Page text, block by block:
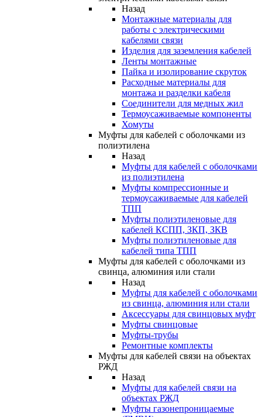
Назад
Монтажные материалы для
работы с электрическими
кабелями связи
Изделия для заземления кабелей
Ленты монтажные
Пайка и изолирование скруток
Расходные материалы для
монтажа и разделки кабеля
Соединители для медных жил
Термоусаживаемые компоненты
Хомуты
Муфты для кабелей с оболочками из
полиэтилена
Назад
Муфты для кабелей с оболочками
из полиэтилена
Муфты компрессионные и
термоусаживаемые для кабелей
ТПП
Муфты полиэтиленовые для
кабелей КСПП, ЗКП, ЗКВ
Муфты полиэтиленовые для
кабелей типа ТПП
Муфты для кабелей с оболочками из
свинца, алюминия или стали
Назад
Муфты для кабелей с оболочками
из свинца, алюминия или стали
Аксессуары для свинцовых муфт
Муфты свинцовые
Муфты-трубы
Ремонтные комплекты
Муфты для кабелей связи на объектах
РЖД
Назад
Муфты для кабелей связи на
объектах РЖД
Муфты газонепроницаемые